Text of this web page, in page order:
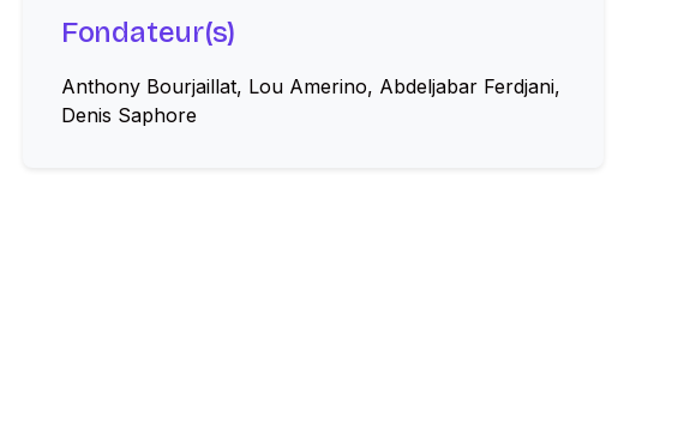
Fondateur(s)
Anthony Bourjaillat, Lou Amerino, Abdeljabar Ferdjani,
Denis Saphore